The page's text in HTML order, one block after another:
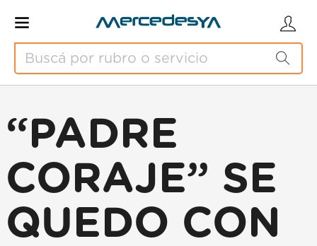
“PADRE
CORAJE” SE
QUEDO CON